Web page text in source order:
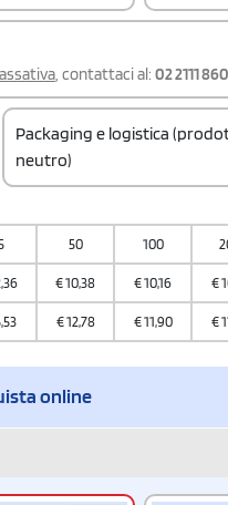
, contattaci al: 02 2111
Packaging e logistica
neutro)
8214900000000000000000
Quantità per scatola
8
50 100
€10,38 €10,16 €
€12,78 €11,90 €
online